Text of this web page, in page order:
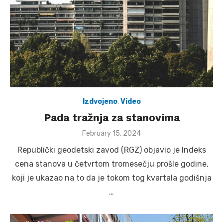
Izdvojeno,Video
Pada tražnja za stanovima
Posted
February 15, 2024
Republički geodetski zavod (RGZ) objavio je Indeks
cena stanova u četvrtom tromesečju prošle godine,
koji je ukazao na to da je tokom tog kvartala godišnja
…